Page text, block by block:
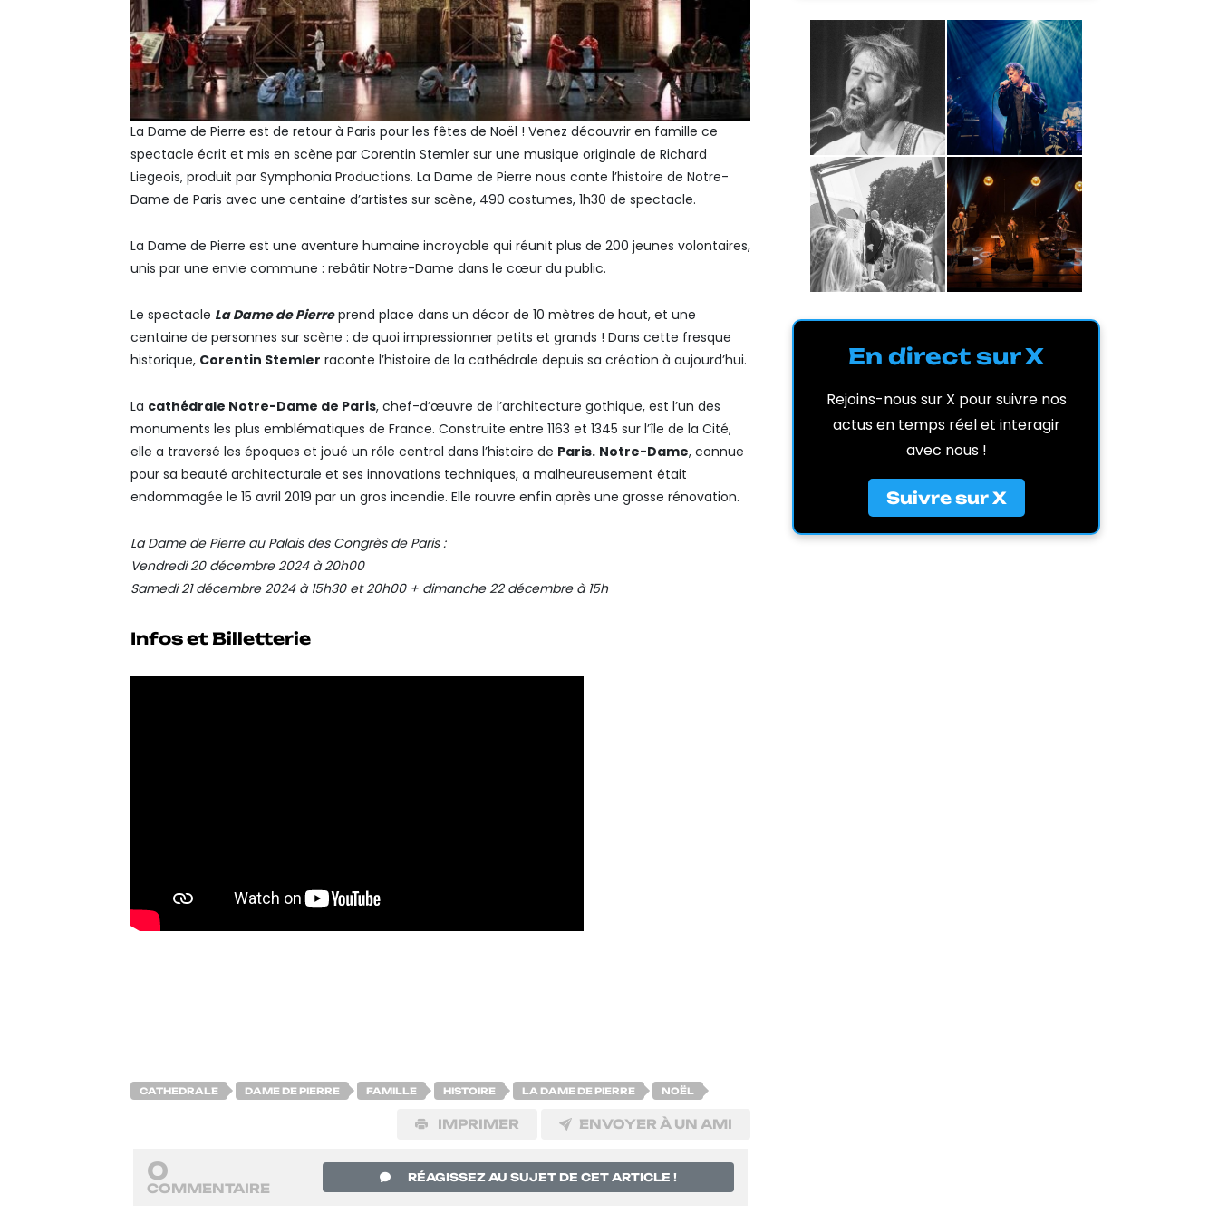
La Dame de Pierre est de retour à Paris pour les fêtes de Noël ! Venez découvrir en famille ce
spectacle écrit et mis en scène par Corentin Stemler sur une musique originale de Richard
Liegeois, produit par Symphonia Productions. La Dame de Pierre nous conte l’histoire de Notre-
Dame de Paris avec une centaine d’artistes sur scène, 490 costumes, 1h30 de spectacle.
La Dame de Pierre est une aventure humaine incroyable qui réunit plus de 200 jeunes volontaires,
unis par une envie commune : rebâtir Notre-Dame dans le cœur du public.
Le spectacle La Dame de Pierre prend place dans un décor de 10 mètres de haut, et une
centaine de personnes sur scène : de quoi impressionner petits et grands ! Dans cette fresque
historique, Corentin Stemler raconte l’histoire de la cathédrale depuis sa création à aujourd’hui.
La cathédrale Notre-Dame de Paris, chef-d’œuvre de l’architecture gothique, est l’un des
monuments les plus emblématiques de France. Construite entre 1163 et 1345 sur l’île de la Cité,
elle a traversé les époques et joué un rôle central dans l’histoire de Paris. Notre-Dame, connue
pour sa beauté architecturale et ses innovations techniques, a malheureusement était
endommagée le 15 avril 2019 par un gros incendie. Elle rouvre enfin après une grosse rénovation.
La Dame de Pierre au Palais des Congrès de Paris :
Vendredi 20 décembre 2024 à 20h00
Samedi 21 décembre 2024 à 15h30 et 20h00 + dimanche 22 décembre à 15h
Infos et Billetterie
CATHEDRALE DAME DE PIERRE FAMILLE HISTOIRE LA DAME DE PIERRE NOËL
IMPRIMER ENVOYER À UN AMI
0
COMMENTAIRE
RÉAGISSEZ AU SUJET DE CET ARTICLE !
En direct sur X
Rejoins-nous sur X pour suivre nos
actus en temps réel et interagir
avec nous !
Suivre sur X